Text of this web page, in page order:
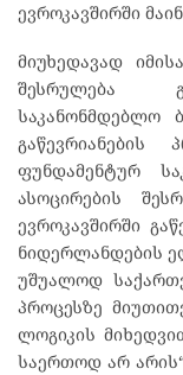
ევროკავშირში
მიუხედავად
შესრულება
საკანონმდებლო
ფუნდამენტურ
ასოცირების
ევროკავშირში
ნიდერლანდების
უშუალოდ
პროცესზე
ლოგიკის
საერთოდ არ